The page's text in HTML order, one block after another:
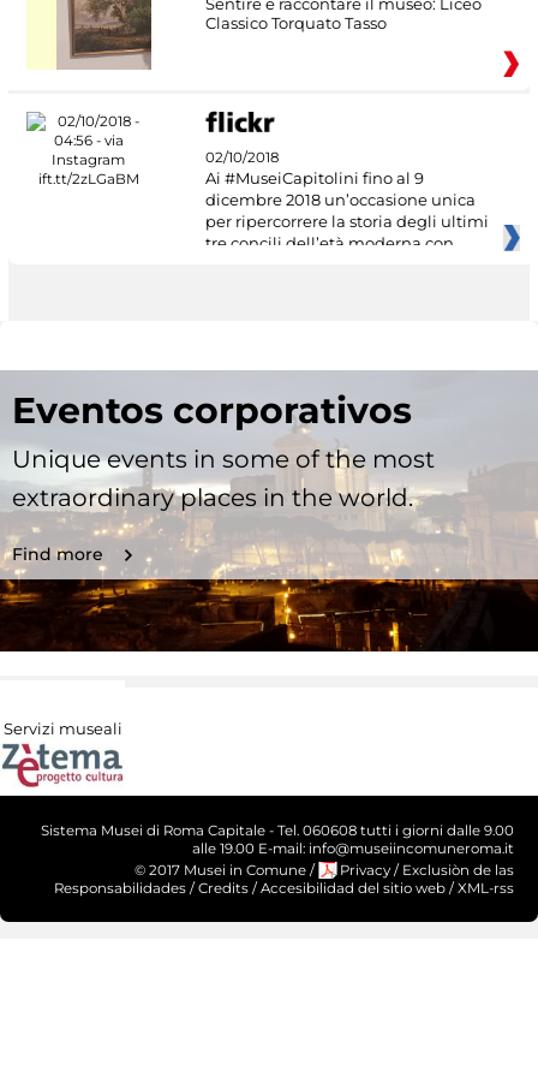
Classico Torquato Tasso
02/10/2018
Ai #MuseiCapitolini fino al 9
dicembre 2018 un’occasione unica
per ripercorrere la storia degli ultimi
tre concili dell’età moderna con
Eventos corporativos
Unique events in some of the most
extraordinary places in the world.
Find more
Servizi museali
Sistema Musei di Roma Capitale - Tel. 060608 tutti i giorni dalle 9.00
alle 19.00 E-mail: info@museiincomuneroma.it
© 2017 Musei in Comune / Privacy / Exclusiòn de las
Responsabilidades / Credits / Accesibilidad del sitio web / XML-rss